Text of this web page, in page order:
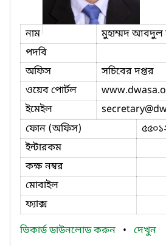
নাম
মুহাম্মদ আবদুল
পদবি
অফিস
সচিবের দপ্তর
ওয়েব পোর্টল
ইমেইল
secretary
ফোন (অফিস)
ইন্টারকম
কক্ষ নম্বর
মোবাইল
ফ্যাক্স
ভিকার্ড ডাউনলোড করুন • দেখুন